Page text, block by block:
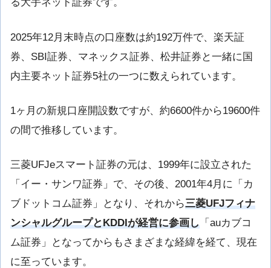
る大手ネット証券です。
2025年12月末時点の口座数は約192万件で、楽天証
券、SBI証券、マネックス証券、松井証券と一緒に国
内主要ネット証券5社の一つに数えられています。
1ヶ月の新規口座開設数ですが、約6600件から19600件
の間で推移しています。
三菱UFJeスマート証券の元は、1999年に設立された
「イー・サンワ証券」で、その後、2001年4月に「カ
ブドットコム証券」となり、それから三菱UFJフィナ
ンシャルグループとKDDIが経営に参画し 「auカブコ
ム証券」となってからもさまざまな経緯を経て、現在
に至っています。